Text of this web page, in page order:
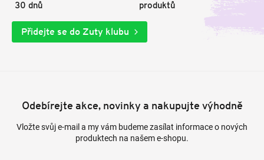
30 dnů
produktů
Přidejte se do Zuty klubu
Odebírejte akce, novinky a nakupujte výhodně
Vložte svůj e-mail a my vám budeme zasílat informace o nových
produktech na našem e-shopu.